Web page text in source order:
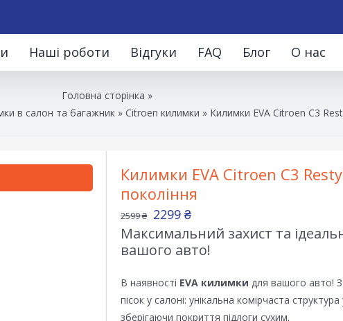
Наші роботи Відгуки FAQ Блог О нас
Головна сторінка »
в салон та багажник » Citroen килимки » Килимки EVA Citroen C3
Килимки EVA Citroen C3
покоління
2599₴ 2299 ₴
Максимальний захист та
вашого авто!
В наявності EVA килимки для вашого авто!
пісок у салоні: унікальна комірчаста
зберігаючи покриття підлоги сухим.